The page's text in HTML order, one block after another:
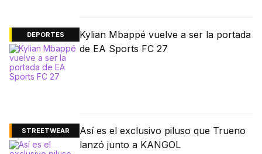
DEPORTES
Kylian Mbappé vuelve a ser la portada
de EA Sports FC 27
STREETWEAR
Así es el exclusivo piluso que Trueno
lanzó junto a KANGOL